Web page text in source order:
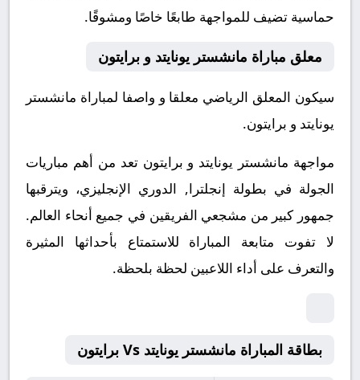
حماسية تضيف للمواجهة طابعًا خاصًا ومشوقًا.
معلق مباراة مانشستر يونايتد و برايتون
سيكون المعلق الرياضي معلقا و واصفا لمباراة مانشستر
يونايتد و برايتون.
مواجهة مانشستر يونايتد و برايتون تعد من أهم مباريات
الجولة في بطولة إنجلترا, الدوري الإنجليزي، ويترقبها
جمهور كبير من مشجعي الفريقين في جميع أنحاء العالم.
لا تفوت متابعة المباراة للاستمتاع بأحداثها المثيرة
والتعرف على أداء اللاعبين لحظة بلحظة.
بطاقة المباراة مانشستر يونايتد Vs برايتون